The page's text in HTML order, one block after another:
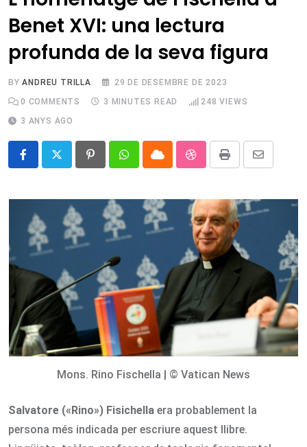
Benet XVI: una lectura
profunda de la seva figura
BYANDREU TRILLA
29 DE DESEMBRE DE 2023
0 COMMENTS 3 MINUTES READ 248 VIEWS
3 ANYS AGO
PinterestWhatsappCloud StumbleUpon
Print
Share
Email
Mons. Rino Fischella | © Vatican News
Salvatore («Rino») Fisichella era probablement la
persona més indicada per escriure aquest llibre.